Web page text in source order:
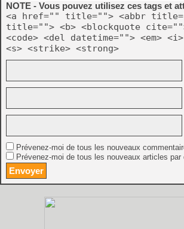
NOTE - Vous pouvez utilisez ces tags et
<a href="" title=""> <abbr
title=""> <b> <blockquote
<code> <del datetime=""> <em>
<s> <strike> <strong>
Prévenez-moi de tous les nouveaux
Prévenez-moi de tous les nouveaux articles par